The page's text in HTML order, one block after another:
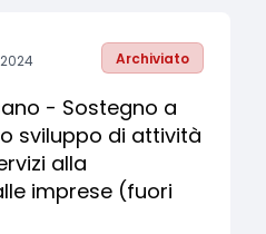
Archiviato
- Sostegno a
sviluppo di attività
alla
imprese (fuori